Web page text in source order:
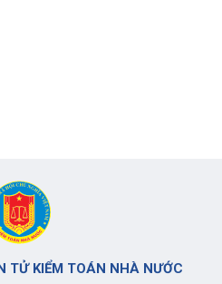
TỬ KIỂM TOÁN NHÀ NƯỚC